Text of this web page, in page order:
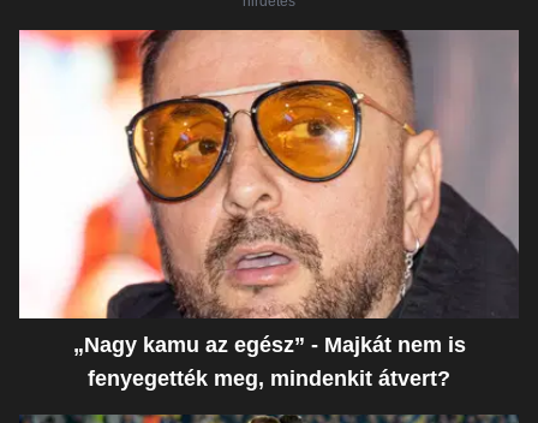
„Nagy kamu az egész” - Majkát nem is
fenyegették meg, mindenkit átvert?